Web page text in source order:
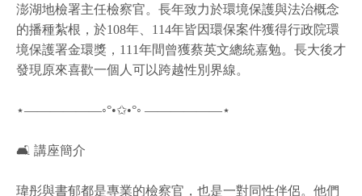
澎湖地檢署主任檢察官。長年致力於環境保護與法治概念
的播種紮根，於108年、114年皆因環保案件獲得行政院環
境保護署金環獎，111年間曾獲蔡英文總統嘉勉。長大後才
發現原來喜歡一個人可以跨越性別界線。
⋆——————◦°•✩•°◦ ——————⋆
🛋️ 講座簡介
瑋彤與書郁都是專業的檢察官，也是一對同性伴侶。他們